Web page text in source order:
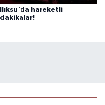
Ilıksu'da hareketli
dakikalar!